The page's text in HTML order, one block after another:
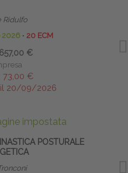
Ridulfo
2026∙ 20 ECM
657,00 €
73,00 €
il 20/09/2026
POSTURALE